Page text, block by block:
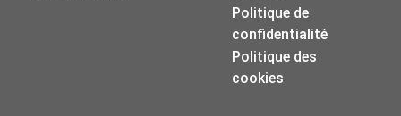
Politique de
confidentialité
Politique des
cookies